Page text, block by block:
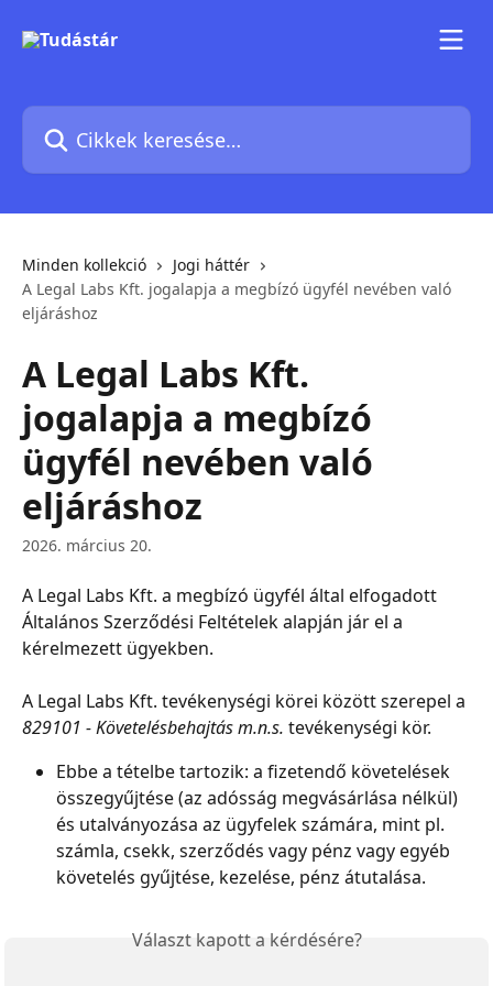
Cikkek keresése…
Minden kollekció
Jogi háttér
A Legal Labs Kft. jogalapja a megbízó ügyfél nevében való
eljáráshoz
A Legal Labs Kft.
jogalapja a megbízó
ügyfél nevében való
eljáráshoz
2026. március 20.
A Legal Labs Kft. a megbízó ügyfél által elfogadott
Általános Szerződési Feltételek alapján jár el a
kérelmezett ügyekben.
A Legal Labs Kft. tevékenységi körei között szerepel a
829101 - Követelésbehajtás m.n.s. tevékenységi kör.
Ebbe a tételbe tartozik: a fizetendő követelések
összegyűjtése (az adósság megvásárlása nélkül)
és utalványozása az ügyfelek számára, mint pl.
számla, csekk, szerződés vagy pénz vagy egyéb
követelés gyűjtése, kezelése, pénz átutalása.
Választ kapott a kérdésére?